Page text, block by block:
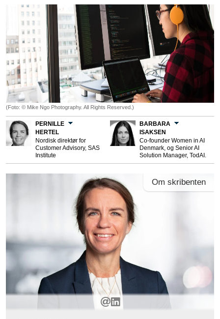
(Foto: © Mike Ngo Photography. All Rights Reserved.)
PERNILLE
HERTEL
Nordisk direktør for
Customer Advisory, SAS
Institute
BARBARA
ISAKSEN
Co-founder Women in AI
Denmark, og Senior AI
Solution Manager, TodAI.